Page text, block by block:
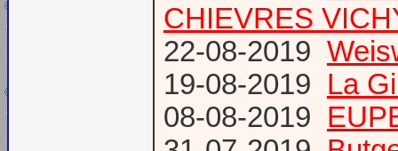
CHIEVRES
22-08-2019
19-08-2019 La
08-08-2019